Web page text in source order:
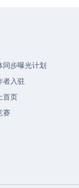
同步曝光计划
者入驻
首页
赛